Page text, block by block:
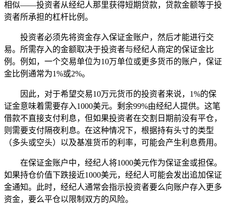
相似——投资者从经纪人那里获得短期贷款，贷款金额等于投
资者所承担的杠杆比例。
投资者必须先将资金存入保证金账户，然后才能进行交
易。所需存入的金额取决于投资者与经纪人商定的保证金比
例。例如，一个交易单位为10万单位或更多货币的账户，保证
金比例通常为1%或2%。
因此，对于希望交易10万元货币的投资者来说，1%的保
证金意味着需要存入1000美元。剩余99%由经纪人提供。这笔
借款不直接支付利息，但如果投资者在交割日期前没有平仓，
则需要支付隔夜利息。在这种情况下，根据持有头寸的类型
（多头或空头）以及基准货币的利率，可能会产生利息费用。
在保证金账户中，经纪人将1000美元作为保证金或担保。
如果持仓价值下跌接近1000美元，经纪人可能会发出追加保证
金通知。此时，经纪人通常会指示投资者要么向账户存入更多
资金，要么平仓以限制双方的风险。